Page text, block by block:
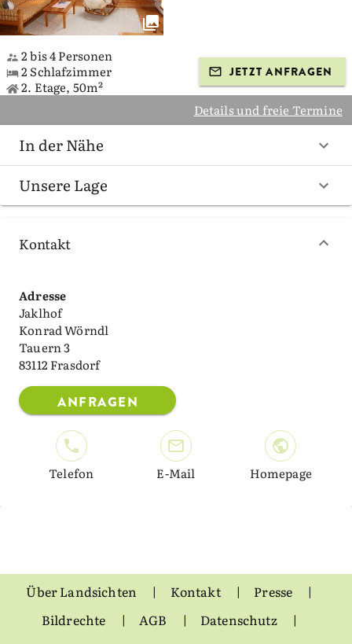
2 bis 4 Personen
2 Schlafzimmer
2. Etage, 50m²
JETZT ANFRAGEN
Details und freie Termine
In der Nähe
Unsere Lage
Kontakt
Adresse
Jaklhof
Konrad Wörndl
Tauern 3
83112 Frasdorf
ANFRAGEN
Telefon E-Mail Homepage
Über Landsichten Kontakt
Presse
Bildrechte
AGB
Datenschutz